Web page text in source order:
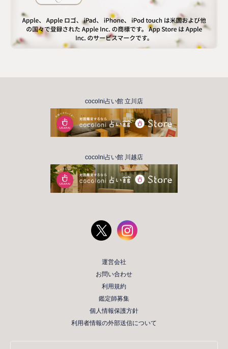
cocolni占い館 立川店
cocolni占い館 川越店
運営会社
お問い合わせ
利用規約
鑑定師募集
個人情報保護方針
利用者情報の外部送信について